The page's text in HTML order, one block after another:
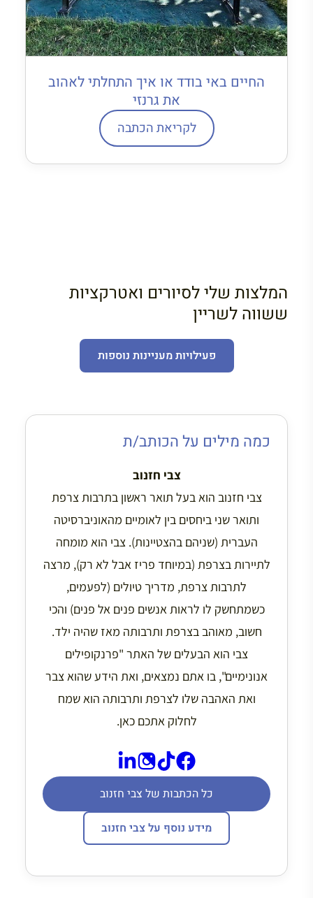
החיים באי בודד או איך התחלתי לאהוב
את גרנזי
לקריאת הכתבה
המלצות שלי לסיורים ואטרקציות
ששווה לשריין
פעילויות מעניינות נוספות
כמה מילים על הכותב/ת
צבי חזנוב
צבי חזנוב הוא בעל תואר ראשון בתרבות צרפת
ותואר שני ביחסים בין לאומיים מהאוניברסיטה
העברית (שניהם בהצטיינות). צבי הוא מומחה
לתיירות בצרפת (במיוחד פריז אבל לא רק), מרצה
לתרבות צרפת, מדריך טיולים (לפעמים,
כשמתחשק לו לראות אנשים פנים אל פנים) והכי
חשוב, מאוהב בצרפת ותרבותה מאז שהיה ילד.
צבי הוא הבעלים של האתר "פרנקופילים
אנונימיים", בו אתם נמצאים, ואת הידע שהוא צבר
ואת האהבה שלו לצרפת ותרבותה הוא שמח
לחלוק אתכם כאן.
כל הכתבות של צבי חזנוב
מידע נוסף על צבי חזנוב